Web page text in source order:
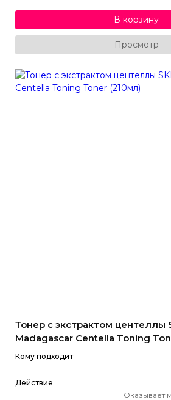
В корзину
Просмотр
Тонер с экстрактом центеллы
Madagascar Centella Toning
Кому подходит
Действие
Оказывает